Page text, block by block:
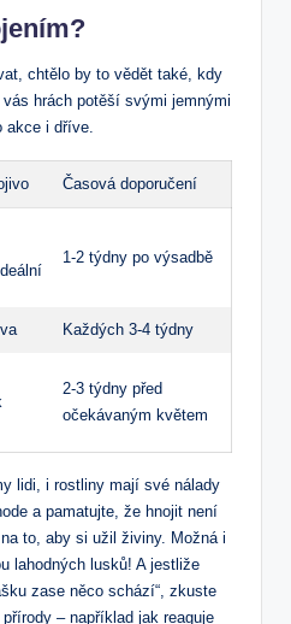
chtělo by to vědět také, kdy
hrách potěší svými jemnými
akce i dříve.
Časová doporučení
1-2 týdny po výsadbě
Každých 3-4 týdny
2-3 týdny před
očekávaným květem
lidi, i rostliny mají své nálady
a pamatujte, že hnojit není
to, aby si užil živiny. Možná i
lahodných lusků! A jestliže
zase něco schází“, zkuste
– například jak reaguje